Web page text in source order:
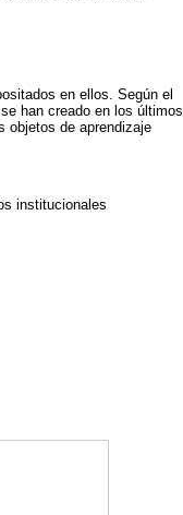
en ellos. Según el
han creado en los últimos
objetos de aprendizaje
institucionales